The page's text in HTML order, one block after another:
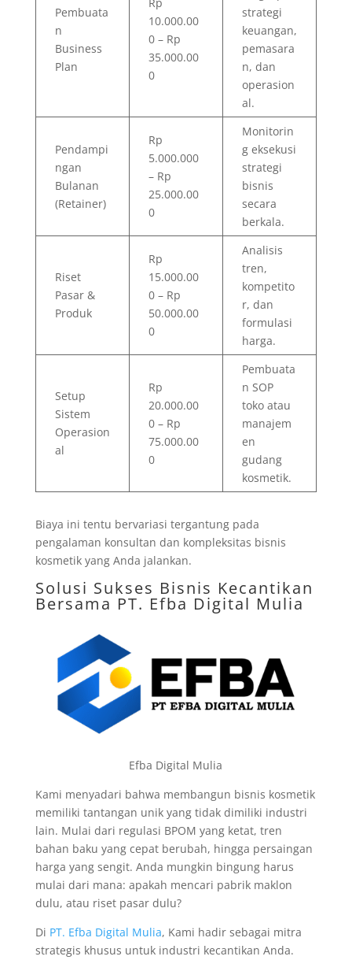
Pembuata
n
Business
Plan
10.000.00
0 – Rp
35.000.00
0
strategi
keuangan,
pemasara
n, dan
operasion
al.
Pendampi
ngan
Bulanan
(Retainer)
Rp
5.000.000
– Rp
25.000.00
0
Monitorin
g eksekusi
strategi
bisnis
secara
berkala.
Riset
Pasar &
Produk
Rp
15.000.00
0 – Rp
50.000.00
0
Analisis
tren,
kompetito
r, dan
formulasi
harga.
Setup
Sistem
Operasion
al
Rp
20.000.00
0 – Rp
75.000.00
0
Pembuata
n SOP
toko atau
manajem
en
gudang
kosmetik.
Biaya ini tentu bervariasi tergantung pada
pengalaman konsultan dan kompleksitas bisnis
kosmetik yang Anda jalankan.
Solusi Sukses Bisnis Kecantikan
Bersama PT. Efba Digital Mulia
Efba Digital Mulia
Kami menyadari bahwa membangun bisnis kosmetik
memiliki tantangan unik yang tidak dimiliki industri
lain. Mulai dari regulasi BPOM yang ketat, tren
bahan baku yang cepat berubah, hingga persaingan
harga yang sengit. Anda mungkin bingung harus
mulai dari mana: apakah mencari pabrik maklon
dulu, atau riset pasar dulu?
Di PT. Efba Digital Mulia, Kami hadir sebagai mitra
strategis khusus untuk industri kecantikan Anda.